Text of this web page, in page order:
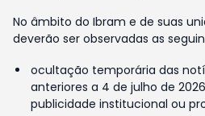
No âmbito do Ibram e de suas
deverão ser observadas as
ocultação temporária das
anteriores a 4 de julho de
publicidade institucional ou